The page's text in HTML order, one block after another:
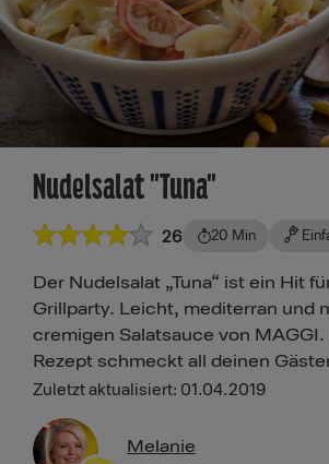
Nudelsalat "Tuna"
26 20 Min
Der Nudelsalat „Tuna“ ist ein Hit
Grillparty. Leicht, mediterran und
cremigen Salatsauce von
Rezept schmeckt all deinen
Zuletzt aktualisiert: 01.04.2019
Melanie